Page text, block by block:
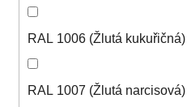
RAL 1006 (Žlutá kukuřičná)
RAL 1007 (Žlutá narcisová)